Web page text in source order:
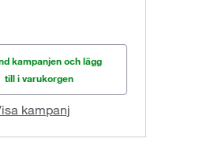
kampanjen och lägg
till i varukorgen
kampanj